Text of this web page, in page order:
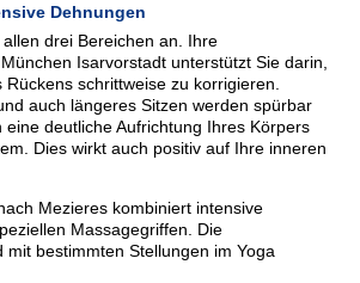
Dehnungen
drei Bereichen an. Ihre
Isarvorstadt unterstützt Sie darin,
schrittweise zu korrigieren.
auch längeres Sitzen werden spürbar
eine deutliche Aufrichtung Ihres Körpers
Dies wirkt auch positiv auf Ihre inneren
Mezieres kombiniert intensive
Massagegriffen. Die
mit bestimmten Stellungen im Yoga